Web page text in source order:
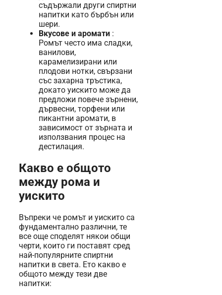
съдържали други спиртни
напитки като бърбън или
шери.
Вкусове и аромати :
Ромът често има сладки,
ванилови,
карамелизирани или
плодови нотки, свързани
със захарна тръстика,
докато уискито може да
предложи повече зърнени,
дървесни, торфени или
пикантни аромати, в
зависимост от зърната и
използвания процес на
дестилация.
Какво е общото
между рома и
уискито
Въпреки че ромът и уискито са
фундаментално различни, те
все още споделят някои общи
черти, които ги поставят сред
най-популярните спиртни
напитки в света. Ето какво е
общото между тези две
напитки: